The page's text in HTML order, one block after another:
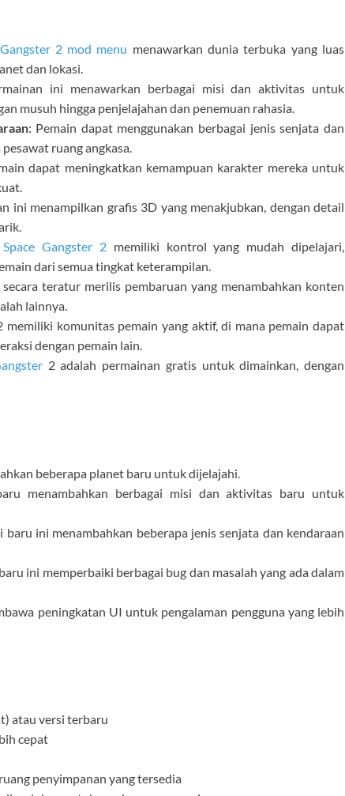
2 mod menu menawarkan dunia terbuka yang luas
dan lokasi.
ini menawarkan berbagai misi dan aktivitas untuk
musuh hingga penjelajahan dan penemuan rahasia.
: Pemain dapat menggunakan berbagai jenis senjata dan
ruang angkasa.
dapat meningkatkan kemampuan karakter mereka untuk
ini menampilkan grafis 3D yang menakjubkan, dengan detail
Space Gangster 2memiliki kontrol yang mudah dipelajari,
dari semua tingkat keterampilan.
secara teratur merilis pembaruan yang menambahkan konten
lainnya.
memiliki komunitas pemain yang aktif, di mana pemain dapat
dengan pemain lain.
2 adalah permainan gratis untuk dimainkan, dengan
beberapa planet baru untuk dijelajahi.
menambahkan berbagai misi dan aktivitas baru untuk
baru ini menambahkan beberapa jenis senjata dan kendaraan
ini memperbaiki berbagai bug dan masalah yang ada dalam
peningkatan UI untuk pengalaman pengguna yang lebih
atau versi terbaru
cepat
penyimpanan yang tersedia